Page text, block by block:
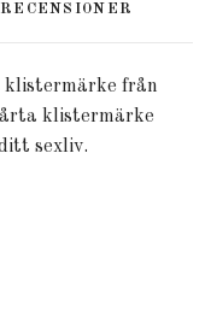
RECENSIONER
klistermärke från
klistermärke
sexliv.